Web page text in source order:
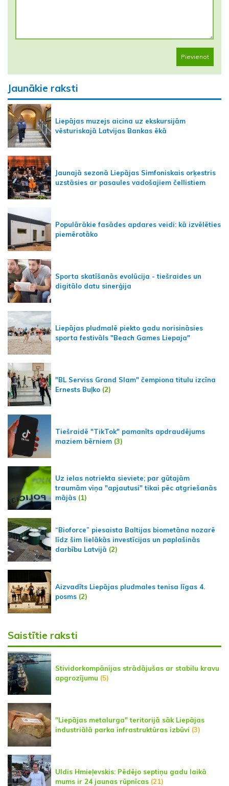
Pievienot
Jaunākie raksti
Liepājas muzejs aicina uz ekskursijām
vēsturiskajā Latvijas Bankas ēkā
Jaunajā sezonā Liepājas Simfoniskais orķestris
uzstāsies ar pasaules vadošajiem čellistiem
Populārākie fasādes apdares veidi: kā izvēlēties
piemērotāko
Sporta skatīšanās evolūcija - tiešraides un
digitālo datu sinerģija
Liepājas pludmalē piekto gadu norisināsies
sporta festivāls "Beach Games Liepaja"
"BL Serviss Grand Slam" čempiona titulu izcīna
Ernests Buļko (2)
Tiešraidē "TikTok" pamanīts apdraudējums
maziem bērniem (3)
Uz ielas notriekta sieviete; par gūtajām
traumām viņa "apjautusi" tikai pēc atgriešanās
mājās (1)
“Bioforce” piesaista Baltijas biometāna nozarē
līdz šim lielākās investīcijas un paplašinās
darbību Latvijā (2)
Aizvadīts Liepājas pludmales tenisa līgas 4.
posms (2)
Saistītie raksti
Stividorkompānijas strādājušas ar stabilu kravu
apgrozījumu (5)
"Liepājas metalurga" teritorijā sāk Liepājas
industriālā parka infrastruktūras izbūvi (3)
Uldis Hmieļevskis: Pēdējo septiņu gadu laikā
mums ir 24 jaunas rūpnīcas (21)